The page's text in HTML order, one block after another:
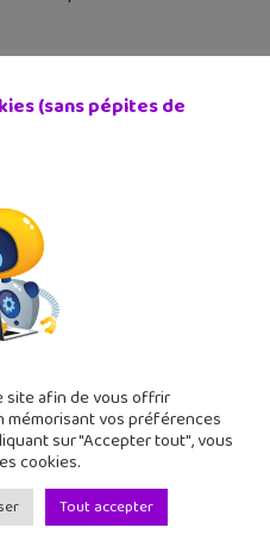
l’IA
artificiel,
veut
(sans pépites de
site afin de vous offrir
vos préférences
sur "Accepter tout", vous
cookies.
Tout accepter